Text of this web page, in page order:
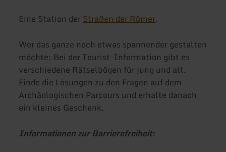
Eine Station derStraßen der Römer.
Wer das ganze noch etwas spannender gestalten
möchte: Bei der Tourist-Information gibt es
verschiedene Rätselbögen für jung und alt.
Finde die Lösungen zu den Fragen auf dem
Archäologischen Parcours und erhalte danach
ein kleines Geschenk.
Informationen zur Barrierefreiheit: